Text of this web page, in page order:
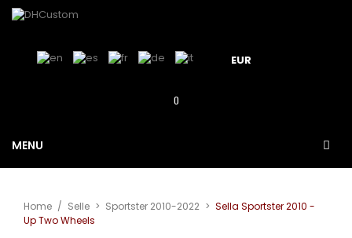
EUR
0
MENU
Home / Selle > Sportster 2010-2022 > Sella Sportster 2010 -
Up Two Wheels